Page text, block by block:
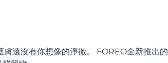
遠沒有你想像的淨徹。 FOREO全新推出的